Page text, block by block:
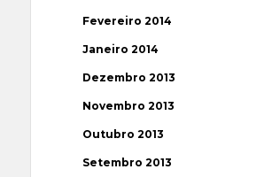
Fevereiro 2014
Janeiro 2014
Dezembro 2013
Novembro 2013
Outubro 2013
Setembro 2013